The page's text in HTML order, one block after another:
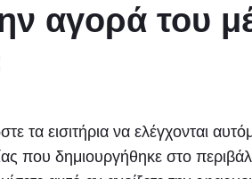
αγορά του
τα εισιτήρια να ελέγχονται
που δημιουργήθηκε στο